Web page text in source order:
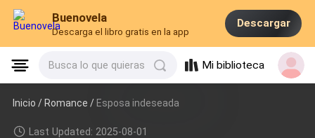
Buenovela
Descarga el libro gratis en la app
Descargar
Busca lo que quieras Mi biblioteca
Inicio /Romance / Esposa indeseada
Last Updated: 2025-08-01